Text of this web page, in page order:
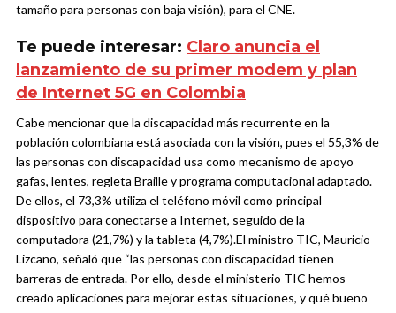
tamaño para personas con baja visión), para el CNE.
Te puede interesar: Claro anuncia el
lanzamiento de su primer modem y plan
de Internet 5G en Colombia
Cabe mencionar que la discapacidad más recurrente en la
población colombiana está asociada con la visión, pues el 55,3% de
las personas con discapacidad usa como mecanismo de apoyo
gafas, lentes, regleta Braille y programa computacional adaptado.
De ellos, el 73,3% utiliza el teléfono móvil como principal
dispositivo para conectarse a Internet, seguido de la
computadora (21,7%) y la tableta (4,7%).El ministro TIC, Mauricio
Lizcano, señaló que “las personas con discapacidad tienen
barreras de entrada. Por ello, desde el ministerio TIC hemos
creado aplicaciones para mejorar estas situaciones, y qué bueno